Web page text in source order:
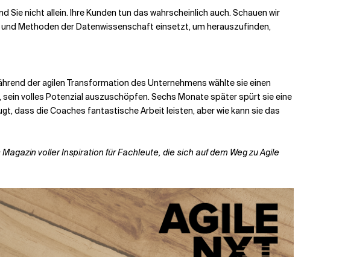
nicht allein. Ihre Kunden tun das wahrscheinlich auch. Schauen wir
Methoden der Datenwissenschaft einsetzt, um herauszufinden,
der agilen Transformation des Unternehmens wählte sie einen
volles Potenzial auszuschöpfen. Sechs Monate später spürt sie eine
dass die Coaches fantastische Arbeit leisten, aber wie kann sie das
Magazin voller Inspiration für Fachleute, die sich auf dem Weg zu Agile